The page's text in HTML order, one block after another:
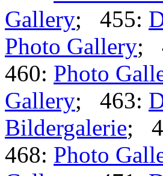
Gallery; 455:
Photo Gallery;
460: Photo
Gallery; 463:
Bildergalerie;
468: Photo